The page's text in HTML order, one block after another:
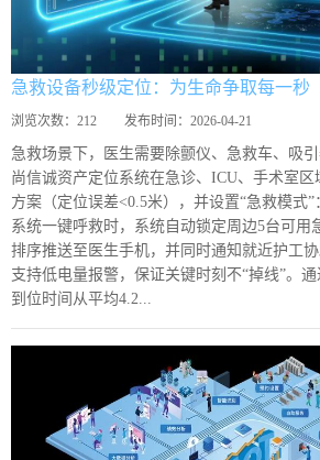
急救设备秒级定位：为生命争取每一秒
浏览次数： 212 发布时间： 2026-04-21
急救场景下，医生需要除颤仪、急救车、吸引
尚信诚资产定位系统在急诊、ICU、手术室
方案（定位误差<0.5米），并设置“急救模式
系统一键呼救时，系统自动锁定周边5台可用
排序推送至医生手机，并同时通知就近护工
支持低电量报警，保证关键时刻不“掉线”。
到位时间从平均4.2...